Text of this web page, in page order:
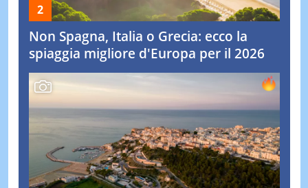
Non Spagna, Italia o Grecia: ecco la
spiaggia migliore d'Europa per il 2026